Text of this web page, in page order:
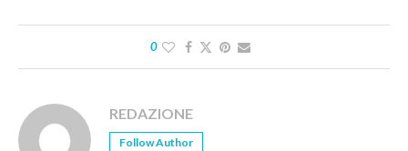
0
REDAZIONE
Follow Author